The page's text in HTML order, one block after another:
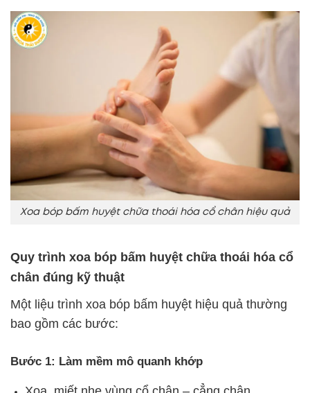
Xoa bóp bấm huyệt chữa thoái hóa cổ chân hiệu quả
Quy trình xoa bóp bấm huyệt chữa thoái hóa cổ
chân đúng kỹ thuật
Một liệu trình xoa bóp bấm huyệt hiệu quả thường
bao gồm các bước:
Bước 1: Làm mềm mô quanh khớp